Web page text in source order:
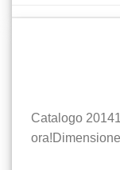
Catalogo